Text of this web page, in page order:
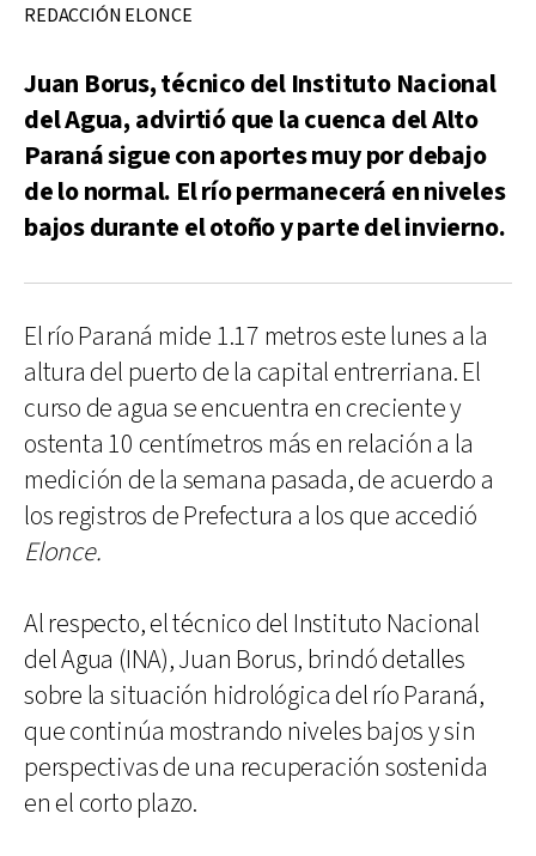
REDACCIÓN ELONCE
Juan Borus, técnico del Instituto Nacional
del Agua, advirtió que la cuenca del Alto
Paraná sigue con aportes muy por debajo
de lo normal. El río permanecerá en niveles
bajos durante el otoño y parte del invierno.
El río Paraná mide 1.17 metros este lunes a la
altura del puerto de la capital entrerriana. El
curso de agua se encuentra en creciente y
ostenta 10 centímetros más en relación a la
medición de la semana pasada, de acuerdo a
los registros de Prefectura a los que accedió
Elonce.
Al respecto, el técnico del Instituto Nacional
del Agua (INA), Juan Borus, brindó detalles
sobre la situación hidrológica del río Paraná,
que continúa mostrando niveles bajos y sin
perspectivas de una recuperación sostenida
en el corto plazo.